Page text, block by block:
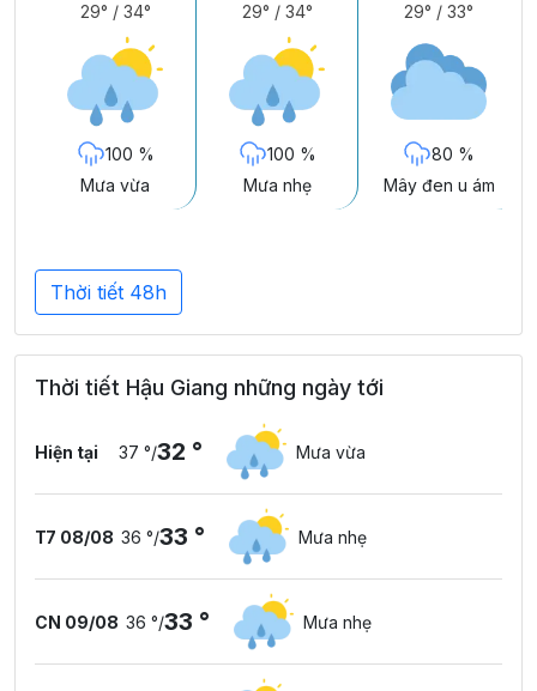
29° / 34°
100 %
Mưa vừa
29° / 34°
100 %
Mưa nhẹ
29° / 33°
80 %
Mây đen u ám
Thời tiết 48h
Thời tiết Hậu Giang những ngày tới
Hiện tại 37 °/32 ° Mưa vừa
T7 08/08 36 °/33 ° Mưa nhẹ
CN 09/08 36 °/33 ° Mưa nhẹ